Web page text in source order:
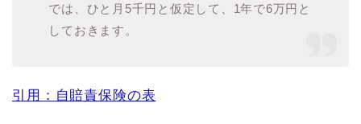
では、ひと月5千円と仮定して、1年で6万円と
しておきます。
引用：自賠責保険の表